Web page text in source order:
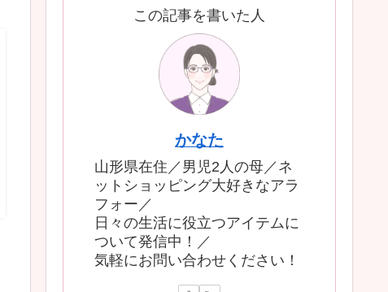
この記事を書いた人
かなた
山形県在住／男児2人の母／ネ
ットショッピング大好きなアラ
フォー／
日々の生活に役立つアイテムに
ついて発信中！／
気軽にお問い合わせください！